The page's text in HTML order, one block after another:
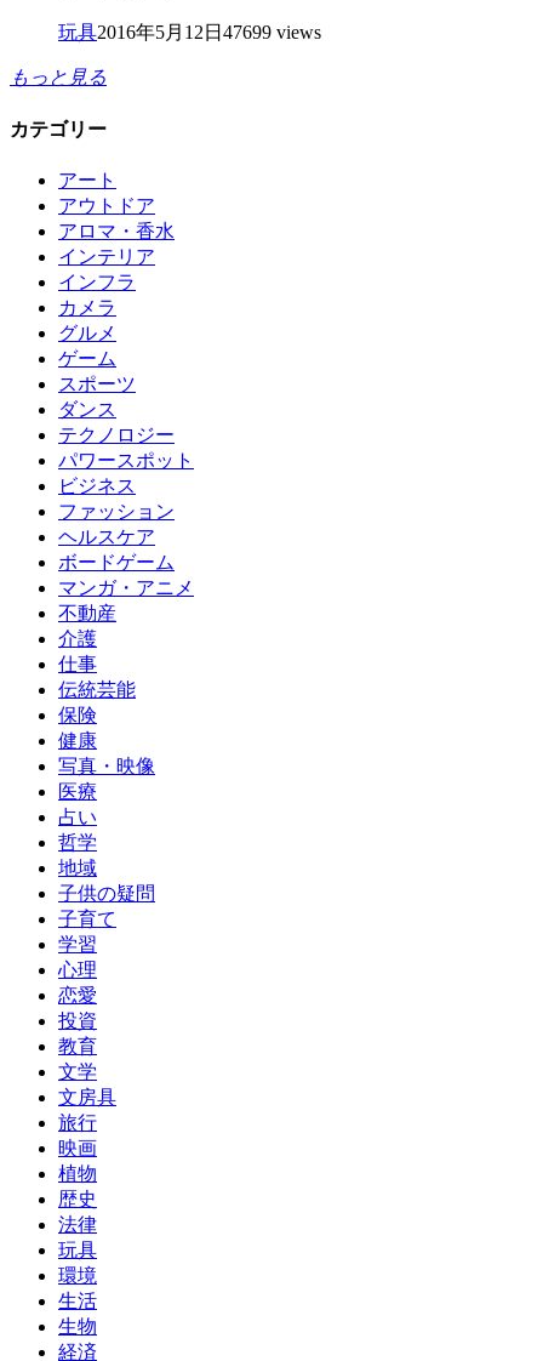
玩具2016年5月12日 47699 views
もっと見る
カテゴリー
アート
アウトドア
アロマ・香水
インテリア
インフラ
カメラ
グルメ
ゲーム
スポーツ
ダンス
テクノロジー
パワースポット
ビジネス
ファッション
ヘルスケア
ボードゲーム
マンガ・アニメ
不動産
介護
仕事
伝統芸能
保険
健康
写真・映像
医療
占い
哲学
地域
子供の疑問
子育て
学習
心理
恋愛
投資
教育
文学
文房具
旅行
映画
植物
歴史
法律
玩具
環境
生活
生物
経済